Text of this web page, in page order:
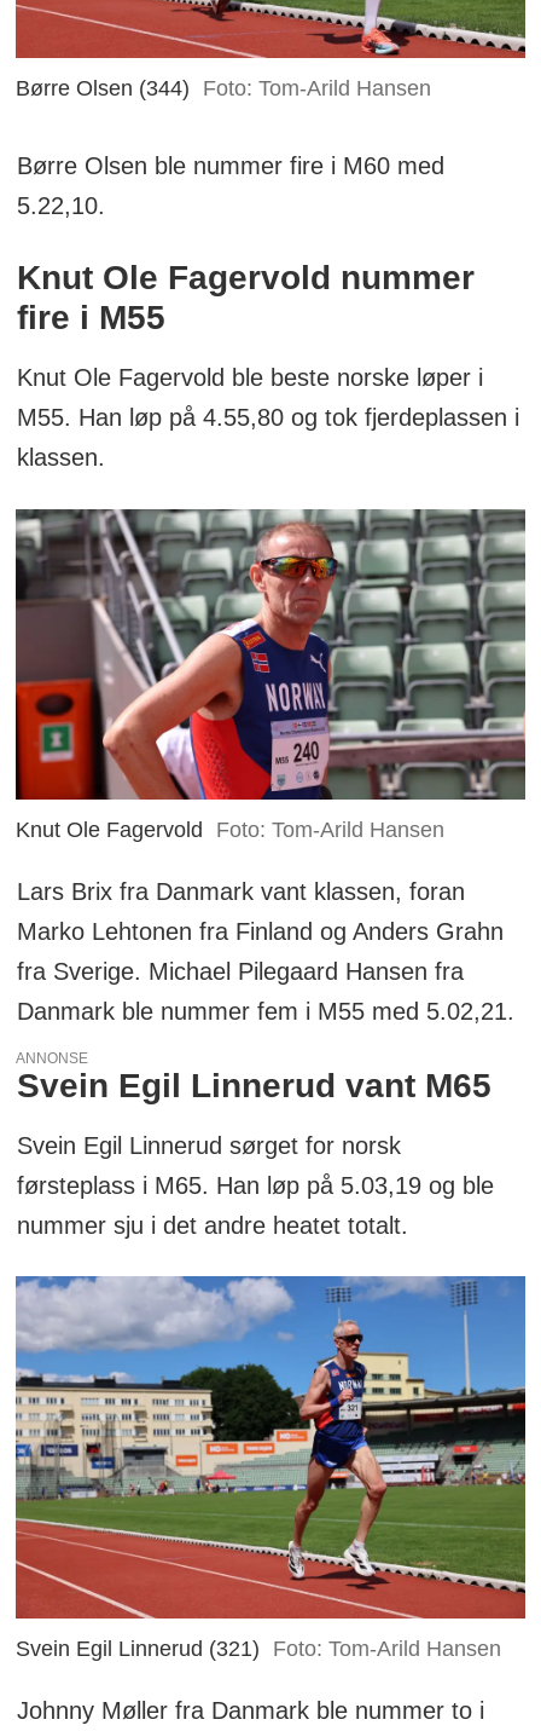
Børre Olsen (344) Foto: Tom-Arild Hansen
Børre Olsen ble nummer fire i M60 med
5.22,10.
Knut Ole Fagervold nummer
fire i M55
Knut Ole Fagervold ble beste norske løper i
M55. Han løp på 4.55,80 og tok fjerdeplassen i
klassen.
Knut Ole Fagervold Foto: Tom-Arild Hansen
Lars Brix fra Danmark vant klassen, foran
Marko Lehtonen fra Finland og Anders Grahn
fra Sverige. Michael Pilegaard Hansen fra
Danmark ble nummer fem i M55 med 5.02,21.
ANNONSE
Svein Egil Linnerud vant M65
Svein Egil Linnerud sørget for norsk
førsteplass i M65. Han løp på 5.03,19 og ble
nummer sju i det andre heatet totalt.
Svein Egil Linnerud (321) Foto: Tom-Arild Hansen
Johnny Møller fra Danmark ble nummer to i